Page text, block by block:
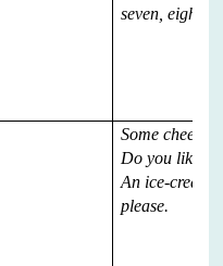
seven, eight,
Some cheese,
Do you like
An ice-cream/
please.